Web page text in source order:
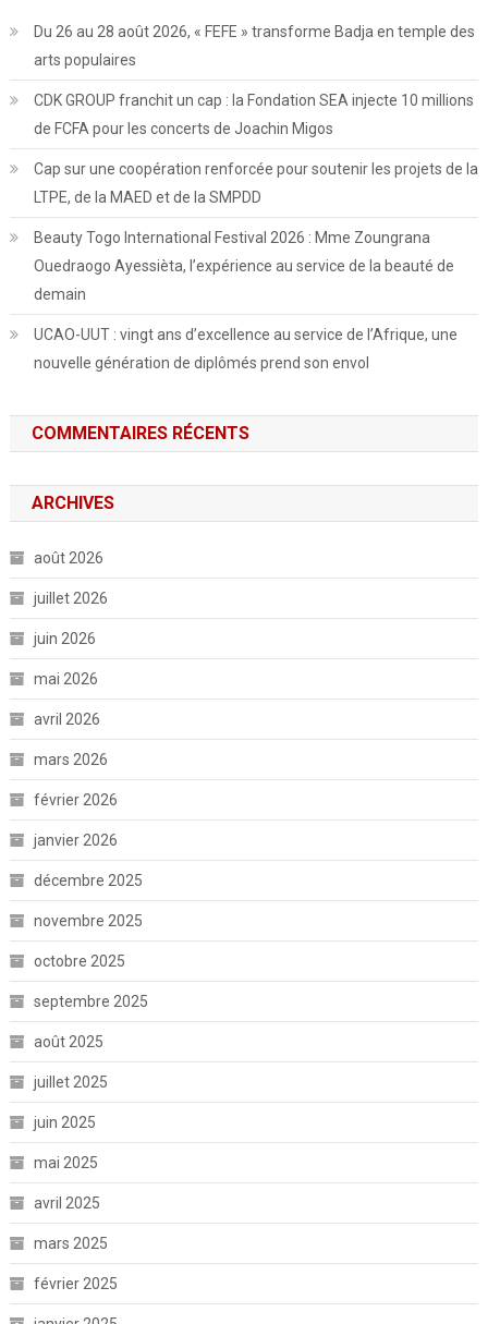
Du 26 au 28 août 2026, « FEFE » transforme Badja en temple des
arts populaires
CDK GROUP franchit un cap : la Fondation SEA injecte 10 millions
de FCFA pour les concerts de Joachin Migos
Cap sur une coopération renforcée pour soutenir les projets de la
LTPE, de la MAED et de la SMPDD
Beauty Togo International Festival 2026 : Mme Zoungrana
Ouedraogo Ayessièta, l’expérience au service de la beauté de
demain
UCAO-UUT : vingt ans d’excellence au service de l’Afrique, une
nouvelle génération de diplômés prend son envol
COMMENTAIRES RÉCENTS
ARCHIVES
août 2026
juillet 2026
juin 2026
mai 2026
avril 2026
mars 2026
février 2026
janvier 2026
décembre 2025
novembre 2025
octobre 2025
septembre 2025
août 2025
juillet 2025
juin 2025
mai 2025
avril 2025
mars 2025
février 2025